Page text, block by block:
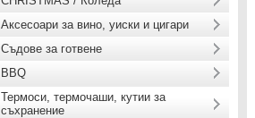
Аксесоари за вино, уиски и цигари
Съдове за готвене
BBQ
Термоси, термочаши, кутии за
съхранение